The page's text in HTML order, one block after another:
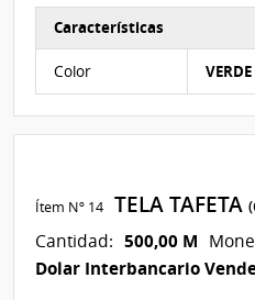
Características
Color
Ítem Nº 14 TELA TAFETA
Cantidad: 500,00 M
Dolar Interbancario